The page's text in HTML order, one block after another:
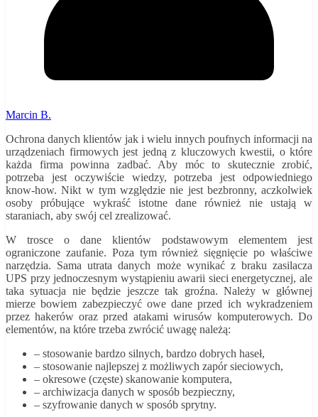
Marcin B.
Ochrona danych klientów jak i wielu innych poufnych informacji na
urządzeniach firmowych jest jedną z kluczowych kwestii, o które
każda firma powinna zadbać. Aby móc to skutecznie zrobić,
potrzeba jest oczywiście wiedzy, potrzeba jest odpowiedniego
know-how. Nikt w tym względzie nie jest bezbronny, aczkolwiek
osoby próbujące wykraść istotne dane również nie ustają w
staraniach, aby swój cel zrealizować.
W trosce o dane klientów podstawowym elementem jest
ograniczone zaufanie. Poza tym również sięgnięcie po właściwe
narzędzia. Sama utrata danych może wynikać z braku zasilacza
UPS przy jednoczesnym wystąpieniu awarii sieci energetycznej, ale
taka sytuacja nie będzie jeszcze tak groźna. Należy w głównej
mierze bowiem zabezpieczyć owe dane przed ich wykradzeniem
przez hakerów oraz przed atakami wirusów komputerowych. Do
elementów, na które trzeba zwrócić uwagę należą:
– stosowanie bardzo silnych, bardzo dobrych haseł,
– stosowanie najlepszej z możliwych zapór sieciowych,
– okresowe (częste) skanowanie komputera,
– archiwizacja danych w sposób bezpieczny,
– szyfrowanie danych w sposób sprytny.